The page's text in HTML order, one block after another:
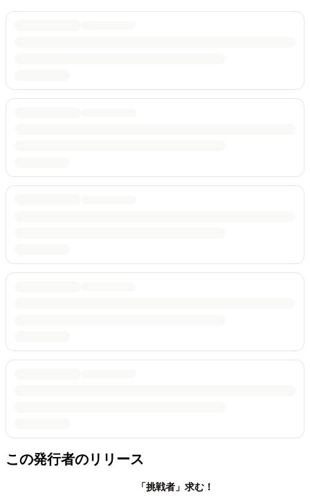
この発行者のリリース
「挑戦者」求む！